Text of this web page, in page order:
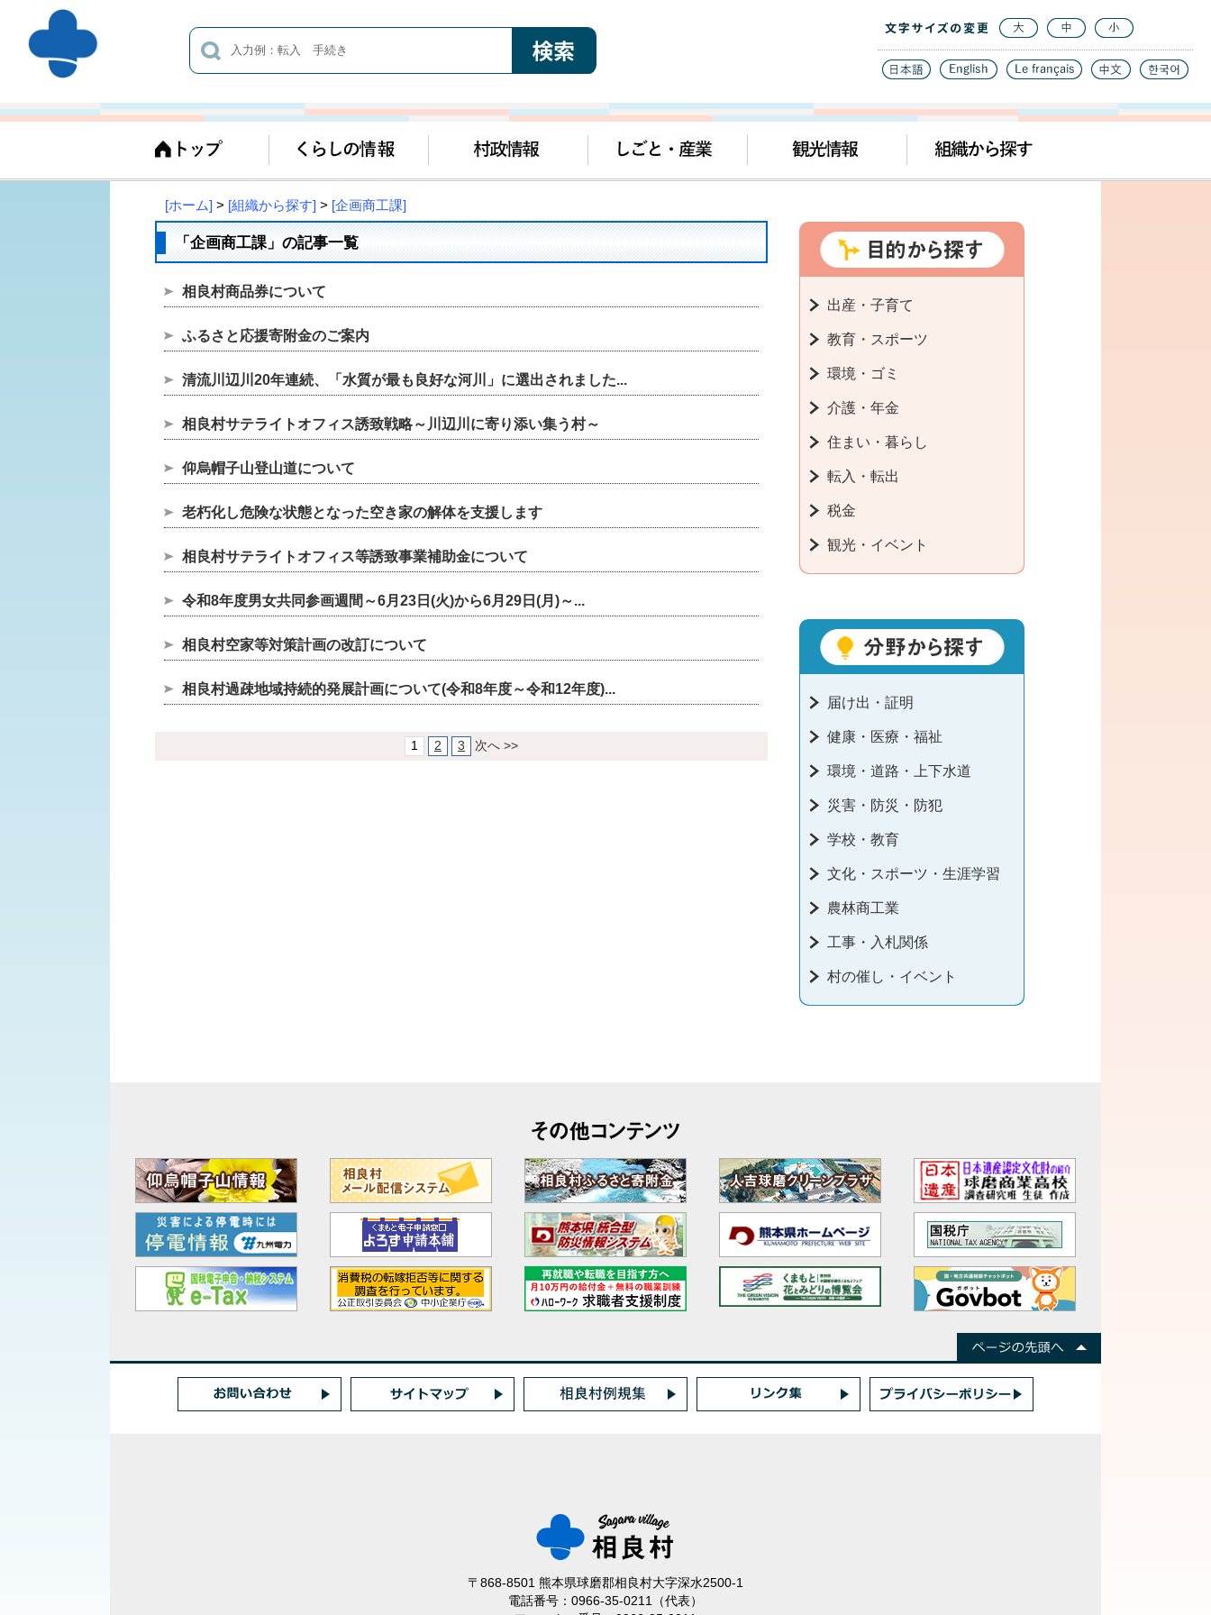
[ホーム] > [組織から探す] > [企画商工課]
「企画商工課」の記事一覧
相良村商品券について
ふるさと応援寄附金のご案内
清流川辺川20年連続、「水質が最も良好な河川」に選出されました...
相良村サテライトオフィス誘致戦略～川辺川に寄り添い集う村～
仰烏帽子山登山道について
老朽化し危険な状態となった空き家の解体を支援します
相良村サテライトオフィス等誘致事業補助金について
令和8年度男女共同参画週間～6月23日(火)から6月29日(月)～...
相良村空家等対策計画の改訂について
相良村過疎地域持続的発展計画について(令和8年度～令和12年度)...
1 2 3 次へ >>
出産・子育て
教育・スポーツ
環境・ゴミ
介護・年金
住まい・暮らし
転入・転出
税金
観光・イベント
届け出・証明
健康・医療・福祉
環境・道路・上下水道
災害・防災・防犯
学校・教育
文化・スポーツ・生涯学習
農林商工業
工事・入札関係
村の催し・イベント
〒868-8501 熊本県球磨郡相良村大字深水2500-1
電話番号：0966-35-0211（代表）